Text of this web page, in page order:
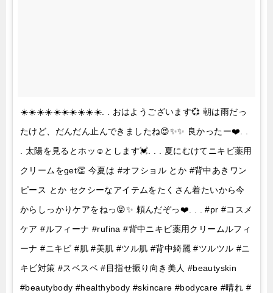
☀️☀️☀️☀️☀️☀️☀️☀️☀️☀️. . おはようございます💞 朝は雨だっ
たけど、だんだん止んできましたね😍✨✨ 良かったー❤️. .
. 太陽を見るとホッ☺️とします💓. . . 夏にむけてニキビ薬用
クリームをget👏 今夏は #オフショル とか #背中あきワン
ピース とか セクシーなアイテムをたくさん着たいから今
からしっかりケアをねっ😝✨ 頼んだぞっ❤️. . . #pr #コスメ
ケア #ルフィーナ #rufina #背中ニキビ薬用クリームルフィ
ーナ #ニキビ #肌 #美肌 #ツル肌 #背中綺麗 #ツルツル #ニ
キビ対策 #スベスベ #目指せ振り向き美人 #beautyskin
#beautybody #healthybody #skincare #bodycare #晴れ #